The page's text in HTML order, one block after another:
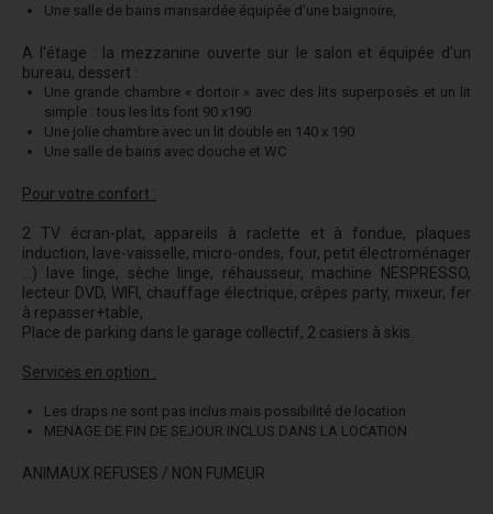
Une salle de bains mansardée équipée d’une baignoire,
A l'étage : la mezzanine ouverte sur le salon et équipée d’un
bureau, dessert :
Une grande chambre « dortoir » avec des lits superposés et un lit
simple : tous les lits font 90 x190
Une jolie chambre avec un lit double en 140 x 190
Une salle de bains avec douche et WC
Pour votre confort :
2 TV écran-plat, appareils à raclette et à fondue, plaques
induction, lave-vaisselle, micro-ondes, four, petit électroménager
...) lave linge, sèche linge, réhausseur, machine NESPRESSO,
lecteur DVD, WIFI, chauffage électrique, crêpes party, mixeur, fer
à repasser+table,
Place de parking dans le garage collectif, 2 casiers à skis.
Services en option :
Les draps ne sont pas inclus mais possibilité de location
MENAGE DE FIN DE SEJOUR INCLUS DANS LA LOCATION
ANIMAUX REFUSES / NON FUMEUR